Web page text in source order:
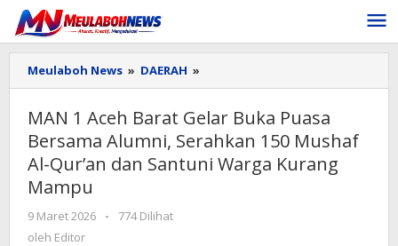
Lewati
konten
Meulaboh News » DAERAH »
1
Barat
Gelar
Puasa
MAN 1 Aceh Barat Gelar Buka Puasa
Bersama Alumni, Serahkan 150 Mushaf
Al-Qur’an dan Santuni Warga Kurang
Mampu
9 Maret 2026
oleh
-
774 Dilihat
oleh Editor